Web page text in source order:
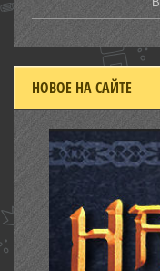
НОВОЕ НА САЙТЕ